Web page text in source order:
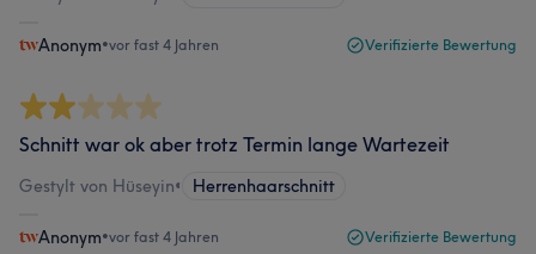
Anonym•vor fast 4 Jahren Verifizierte Bewertung
Schnitt war ok aber trotz Termin lange Wartezeit
Gestylt von Hüseyin• Herrenhaarschnitt
Anonym•vor fast 4 Jahren Verifizierte Bewertung